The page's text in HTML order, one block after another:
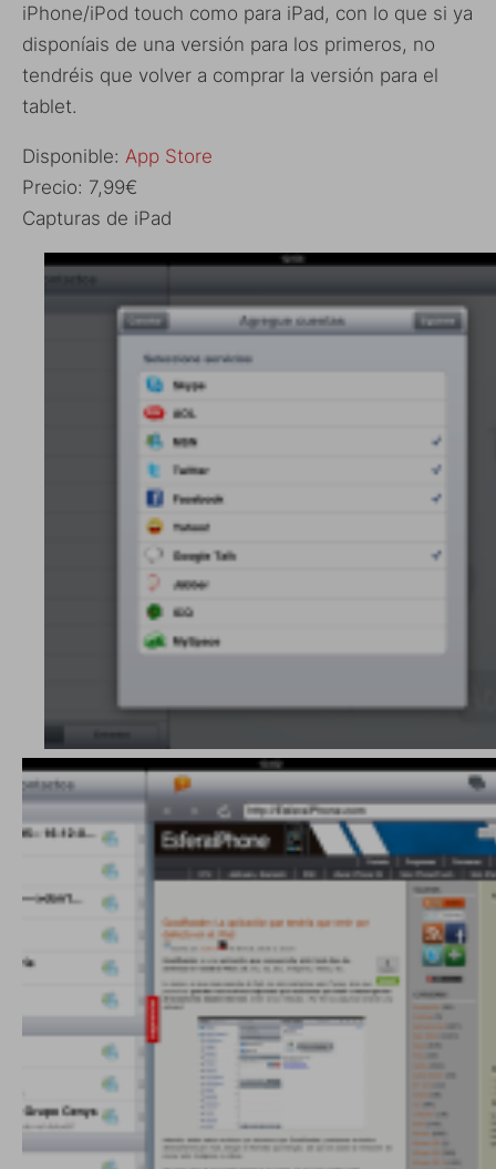
iPhone/iPod touch como para iPad, con lo que si ya
disponíais de una versión para los primeros, no
tendréis que volver a comprar la versión para el
tablet.
Disponible: App Store
Precio: 7,99€
Capturas de iPad